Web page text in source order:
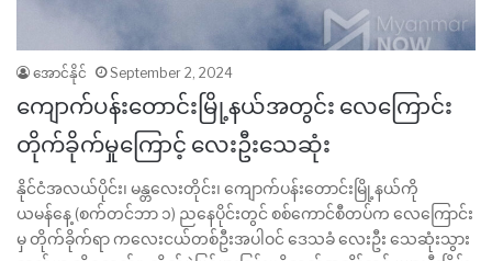
အောင်နိုင် September 2, 2024
ကျောက်ပန်းတောင်းမြို့နယ်အတွင်း လေကြောင်း
တိုက်ခိုက်မှုကြောင့် လေးဦးသေဆုံး
နိုင်ငံအလယ်ပိုင်း၊ မန္တလေးတိုင်း၊ ကျောက်ပန်းတောင်းမြို့နယ်ကို
ယမန်နေ့ (စက်တင်ဘာ ၁) ညနေပိုင်းတွင် စစ်ကောင်စီတပ်က လေကြောင်း
မှ တိုက်ခိုက်ရာ ကလေးငယ်တစ်ဦးအပါဝင် ဒေသခံ လေးဦး သေဆုံးသွား